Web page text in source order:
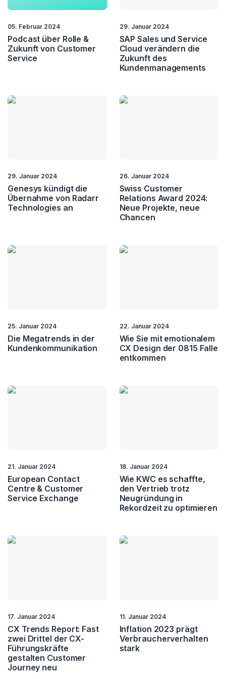
Customer Service Customer Value
Fernwartung
Touchpoint
Management
05. Februar 2024
Podcast über Rolle &
Zukunft von Customer
Service
29. Januar 2024
SAP Sales und Service
Cloud verändern die
Zukunft des
Kundenmanagements
29. Januar 2024
Genesys kündigt die
Übernahme von Radarr
Technologies an
26. Januar 2024
Swiss Customer
Relations Award 2024:
Neue Projekte, neue
Chancen
25. Januar 2024
Die Megatrends in der
Kundenkommunikation
22. Januar 2024
Wie Sie mit emotionalem
CX Design der 0815 Falle
entkommen
21. Januar 2024
European Contact
Centre & Customer
Service Exchange
18. Januar 2024
Wie KWC es schaffte,
den Vertrieb trotz
Neugründung in
Rekordzeit zu optimieren
17. Januar 2024
CX Trends Report: Fast
zwei Drittel der CX-
Führungskräfte
gestalten Customer
Journey neu
11. Januar 2024
Inflation 2023 prägt
Verbraucherverhalten
stark